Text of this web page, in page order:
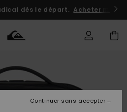
dès le départ. Acheter
Continuer sans accepter